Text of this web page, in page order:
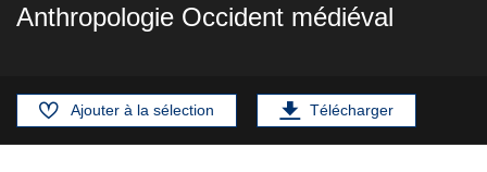
Anthropologie Occident médiéval
Ajouter à la sélection Télécharger